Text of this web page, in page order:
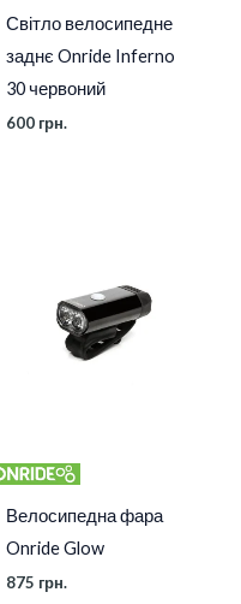
Світло велосипедне
заднє Onride Inferno
30 червоний
600 грн.
Велосипедна фара
Onride Glow
875 грн.